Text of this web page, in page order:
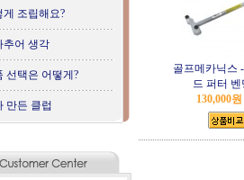
게 조립해요?
추어 생각
선택은 어떻게?
만든 클럽
골프메카닉스
드 퍼터 벤
130,000원